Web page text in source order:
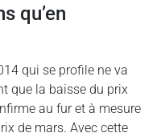
qu’en
qui se profile ne va
que la baisse du prix
au fur et à mesure
de mars. Avec cette